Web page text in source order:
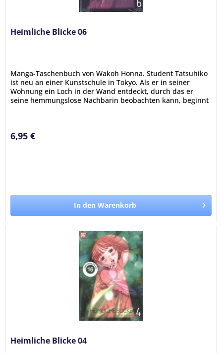
Heimliche Blicke 06
Manga-Taschenbuch von Wakoh Honna. Student Tatsuhiko
ist neu an einer Kunstschule in Tokyo. Als er in seiner
Wohnung ein Loch in der Wand entdeckt, durch das er
seine hemmungslose Nachbarin beobachten kann, beginnt
6,95 €
In den Warenkorb
Heimliche Blicke 04